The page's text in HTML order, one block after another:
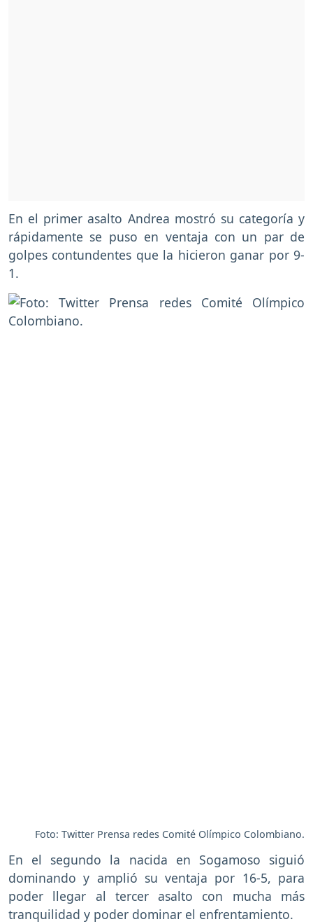
En el primer asalto Andrea mostró su categoría y
rápidamente se puso en ventaja con un par de
golpes contundentes que la hicieron ganar por 9-
1.
Foto: Twitter Prensa redes Comité Olímpico Colombiano.
En el segundo la nacida en Sogamoso siguió
dominando y amplió su ventaja por 16-5, para
poder llegar al tercer asalto con mucha más
tranquilidad y poder dominar el enfrentamiento.